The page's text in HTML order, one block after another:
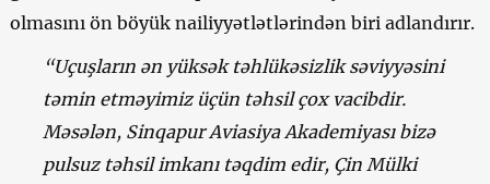
olmasını ön böyük nailiyyətlətlərindən biri adlandırır.
“Uçuşların ən yüksək təhlükəsizlik səviyyəsini
təmin etməyimiz üçün təhsil çox vacibdir.
Məsələn, Sinqapur Aviasiya Akademiyası bizə
pulsuz təhsil imkanı təqdim edir, Çin Mülki